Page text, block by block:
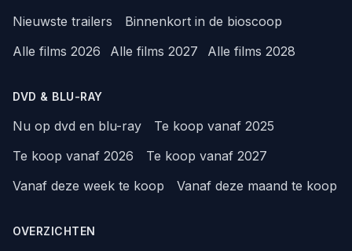
Nieuwste trailers
Binnenkort in de bioscoop
Alle films 2026
Alle films 2027 Alle films 2028
DVD & BLU-RAY
Nu op dvd en blu-ray
Te koop vanaf 2025
Te koop vanaf 2026
Te koop vanaf 2027
Vanaf deze week te koop
Vanaf deze maand te koop
OVERZICHTEN